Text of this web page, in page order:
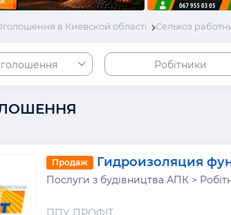
в Киевской області Сельхоз
Робітники
Продаж Гидроизоляция
Послуги з будівництва АПК >